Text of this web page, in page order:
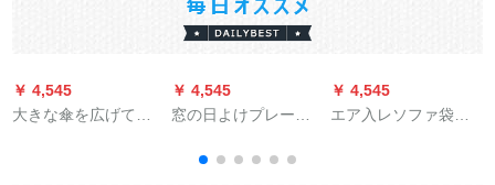
￥ 4,545
大きな傘を広げて厚
￥ 4,545
窓の日よけプレート
根雨陽棚カスタマイ
￥ 4,545
エア入レソファ袋ア